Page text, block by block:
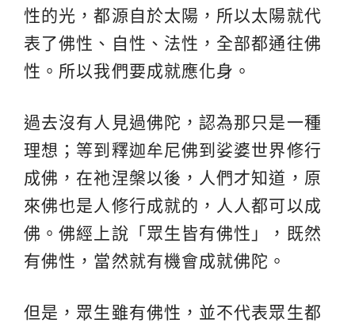
性的光，都源自於太陽，所以太陽就代
表了佛性、自性、法性，全部都通往佛
性。所以我們要成就應化身。
過去沒有人見過佛陀，認為那只是一種
理想；等到釋迦牟尼佛到娑婆世界修行
成佛，在祂涅槃以後，人們才知道，原
來佛也是人修行成就的，人人都可以成
佛。佛經上說「眾生皆有佛性」，既然
有佛性，當然就有機會成就佛陀。
但是，眾生雖有佛性，並不代表眾生都